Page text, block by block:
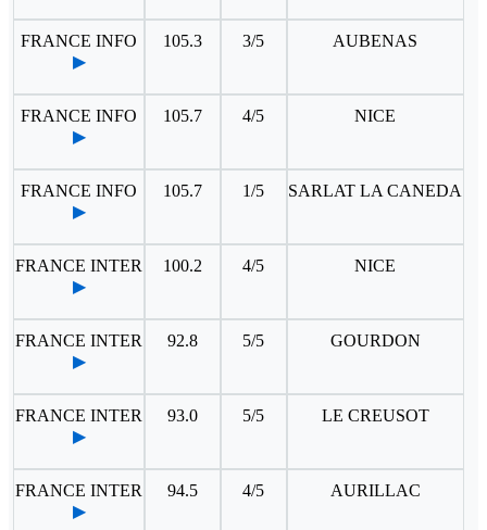
FRANCE INFO
▶
105.3 3/5 AUBENAS
FRANCE INFO
▶
105.7 4/5 NICE
FRANCE INFO
▶
105.7 1/5 SARLAT LA CANEDA
FRANCE INTER
▶
100.2 4/5 NICE
FRANCE INTER
▶
92.8 5/5 GOURDON
FRANCE INTER
▶
93.0 5/5 LE CREUSOT
FRANCE INTER
▶
94.5 4/5 AURILLAC